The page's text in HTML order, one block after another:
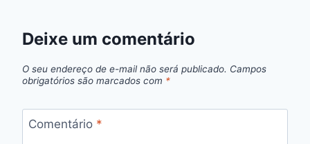
Deixe um comentário
O seu endereço de e-mail não será publicado. Campos
obrigatórios são marcados com *
Comentário *